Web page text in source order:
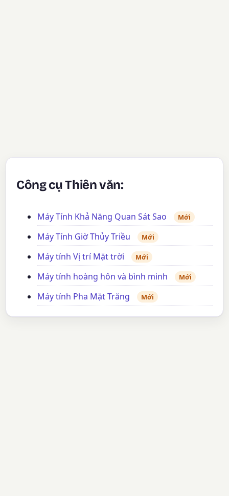
Công cụ Thiên văn:
Máy Tính Khả Năng Quan Sát Sao Mới
Máy Tính Giờ Thủy Triều Mới
Máy tính Vị trí Mặt trời Mới
Máy tính hoàng hôn và bình minh Mới
Máy tính Pha Mặt Trăng Mới